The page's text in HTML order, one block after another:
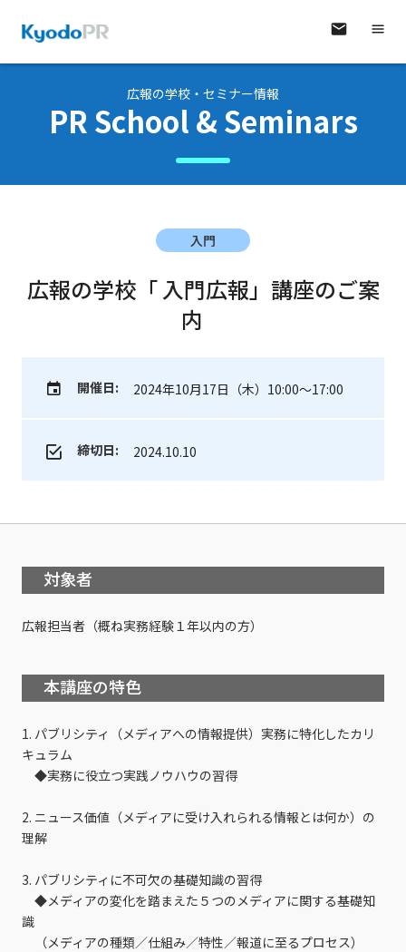
広報の学校・セミナー情報
PR School & Seminars
入門
広報の学校「 入門広報」講座のご案
内
開催日: 2024年10月17日（木）10:00～17:00
締切日: 2024.10.10
対象者
広報担当者（概ね実務経験１年以内の方）
本講座の特色
1. パブリシティ（メディアへの情報提供）実務に特化したカリ
キュラム
◆実務に役立つ実践ノウハウの習得
2. ニュース価値（メディアに受け入れられる情報とは何か）の
理解
3. パブリシティに不可欠の基礎知識の習得
◆メディアの変化を踏まえた５つのメディアに関する基礎知
識
（メディアの種類／仕組み／特性／報道に至るプロセス）